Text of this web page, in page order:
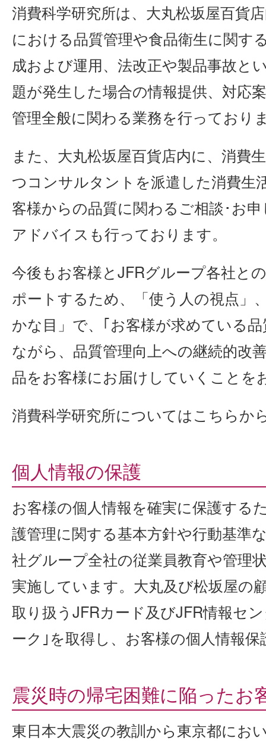
消費科学研究所は、大丸松坂屋百貨
における品質管理や食品衛生に関す
成および運用、法改正や製品事故と
題が発生した場合の情報提供、対応
管理全般に関わる業務を行っており
また、大丸松坂屋百貨店内に、消費
つコンサルタントを派遣した消費生
客様からの品質に関わるご相談･お
アドバイスも行っております。
今後もお客様とJFRグループ各社と
ポートするため、「使う人の視点」
かな目」で、｢お客様が求めている
ながら、品質管理向上への継続的改
品をお客様にお届けしていくことを
消費科学研究所についてはこちらか
個人情報の保護
お客様の個人情報を確実に保護する
護管理に関する基本方針や行動基準
社グループ全社の従業員教育や管理
実施しています。大丸及び松坂屋の
取り扱うJFRカード及びJFR情報セ
ーク｣を取得し、お客様の個人情報
震災時の帰宅困難に陥ったお
東日本大震災の教訓から東京都にお